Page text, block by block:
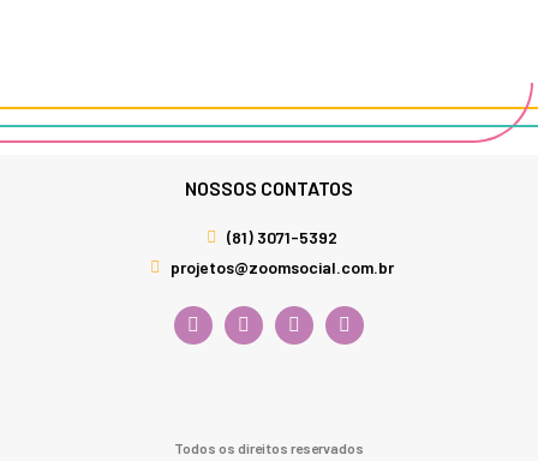
NOSSOS CONTATOS
(81) 3071-5392
projetos@zoomsocial.com.br
Todos os direitos reservados